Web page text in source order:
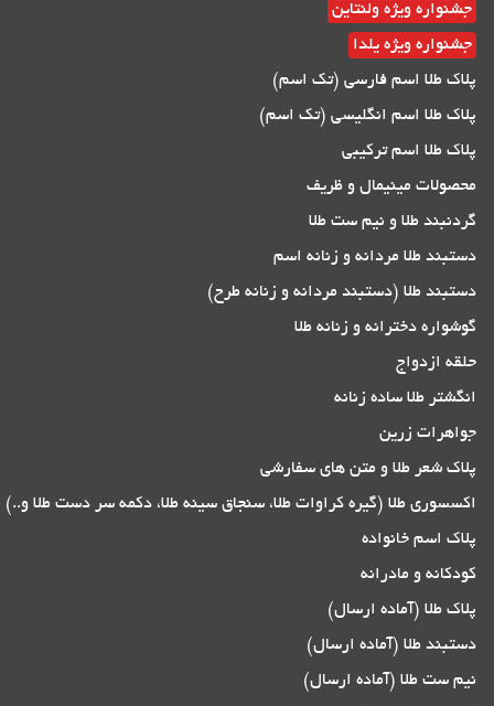
جشنواره ویژه ولنتاین
جشنواره ویژه یلدا
پلاک طلا اسم فارسی (تک اسم)
پلاک طلا اسم انگلیسی (تک اسم)
پلاک طلا اسم ترکیبی
محصولات مینیمال و ظریف
گردنبند طلا و نیم ست طلا
دستبند طلا مردانه و زنانه اسم
دستبند طلا (دستبند مردانه و زنانه طرح)
گوشواره دخترانه و زنانه طلا
حلقه ازدواج
انگشتر طلا ساده زنانه
جواهرات زرین
پلاک شعر طلا و متن های سفارشی
اکسسوری طلا (گیره کراوات طلا، سنجاق سینه طلا، دکمه سر دست طلا و..)
پلاک اسم خانواده
کودکانه و مادرانه
پلاک طلا (آماده ارسال)
دستبند طلا (آماده ارسال)
نیم ست طلا (آماده ارسال)